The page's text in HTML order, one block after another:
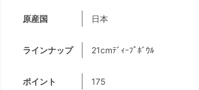
原産国 日本
ラインナップ 21cmﾃﾞｨｰﾌﾟﾎﾞｳﾙ
ポイント 175